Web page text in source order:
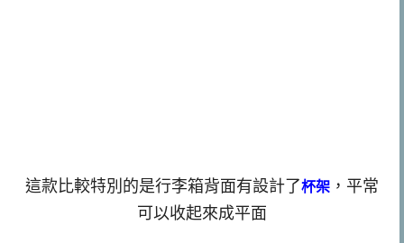
這款比較特別的是行李箱背面有設計了杯架 ，平常
可以收起來成平面